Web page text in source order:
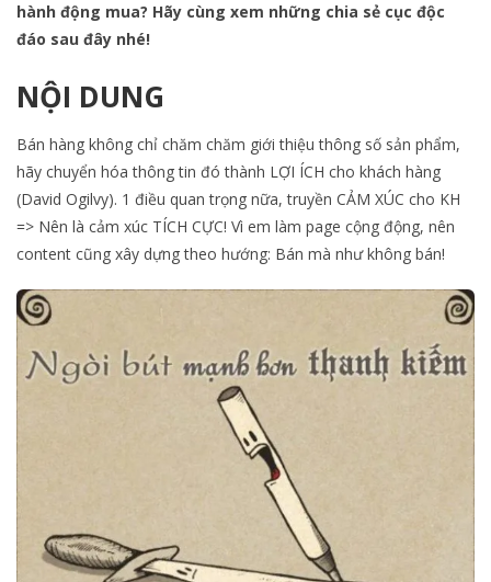
hành động mua? Hãy cùng xem những chia sẻ cục độc
đáo sau đây nhé!
NỘI DUNG
Bán hàng không chỉ chăm chăm giới thiệu thông số sản phẩm,
hãy chuyển hóa thông tin đó thành LỢI ÍCH cho khách hàng
(David Ogilvy). 1 điều quan trọng nữa, truyền CẢM XÚC cho KH
=> Nên là cảm xúc TÍCH CỰC! Vì em làm page cộng động, nên
content cũng xây dựng theo hướng: Bán mà như không bán!